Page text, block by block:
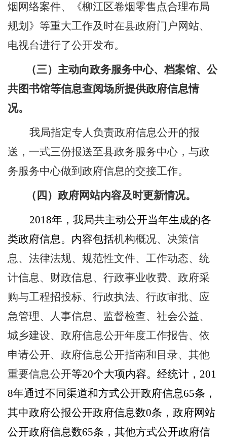
烟网络案件、《柳江区卷烟零售点合理布局
规划》等重大工作及时在县政府门户网站、
电视台进行了公开发布。
（三）主动向政务服务中心、档案馆、公
共图书馆等信息查阅场所提供政府信息情
况。
我局指定专人负责政府信息公开的报
送，一式三份报送至县政务服务中心，与政
务服务中心做到政府信息的交接工作。
（四）政府网站内容及时更新情况。
2018年，我局共主动公开当年生成的各
类政府信息。内容包括机构概况、决策信
息、法律法规、规范性文件、工作动态、统
计信息、财政信息、行政事业收费、政府采
购与工程招投标、行政执法、行政审批、应
急管理、人事信息、监督检查、社会公益、
城乡建设、政府信息公开年度工作报告、依
申请公开、政府信息公开指南和目录、其他
重要信息公开等20个大项内容。经统计， 201
8年通过不同渠道和方式公开政府信息65条，
其中政府公报公开政府信息数0条，政府网站
公开政府信息数65条，其他方式公开政府信